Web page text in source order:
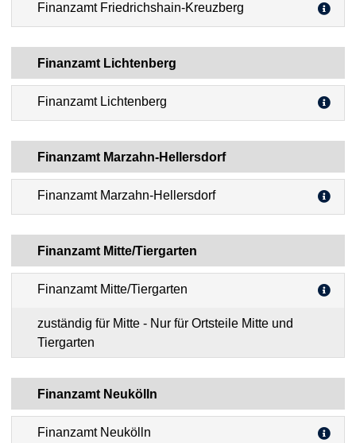
Finanzamt Friedrichshain-Kreuzberg
Finanzamt Lichtenberg
Finanzamt Lichtenberg
Finanzamt Marzahn-Hellersdorf
Finanzamt Marzahn-Hellersdorf
Finanzamt Mitte/Tiergarten
Finanzamt Mitte/Tiergarten
zuständig für Mitte - Nur für Ortsteile Mitte und
Tiergarten
Finanzamt Neukölln
Finanzamt Neukölln